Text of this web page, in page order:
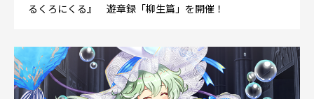
るくろにくる』 遊章録「柳生篇」を開催！